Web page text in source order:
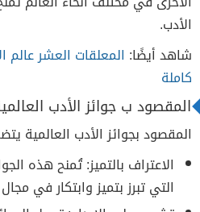
الأدب.
شاهد أيضًا: المعلقات العشر
كاملة
المقصود ب جوائز الأدب
المقصود بجوائز الأدب العالمية
الاعتراف بالتميز: تُمنح هذه
التي تبرز بتميز وابتكار في